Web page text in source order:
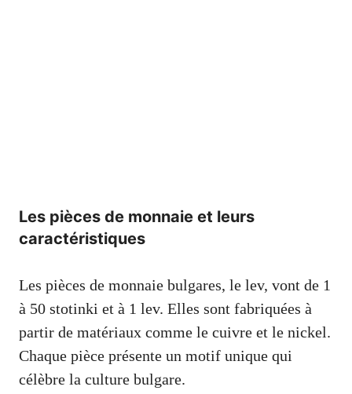
Les pièces de monnaie et leurs
caractéristiques
Les pièces de monnaie bulgares, le lev, vont de 1
à 50 stotinki et à 1 lev. Elles sont fabriquées à
partir de matériaux comme le cuivre et le nickel.
Chaque pièce présente un motif unique qui
célèbre la culture bulgare.